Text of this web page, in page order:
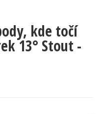
kde točí
13° Stout -